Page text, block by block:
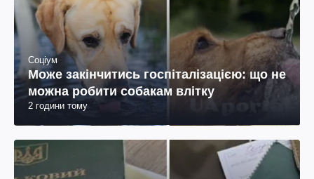
Соціум
Може закінчитись госпіталізацією: що не
можна робити собакам влітку
2 години тому